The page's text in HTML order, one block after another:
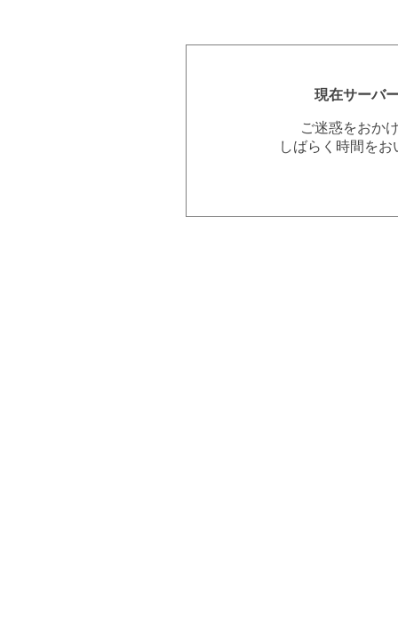
現在サーバ
ご迷惑をおか
しばらく時間を